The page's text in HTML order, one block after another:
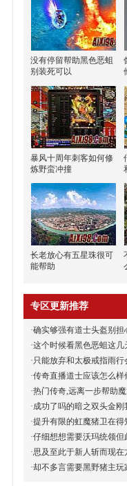
没有停留帮助黑色恶蛆
别装死可以
暴风十周年刺客如何修
炼野蛮冲撞
长老放心有五星珠很可
能帮助
专区更新推荐
·确实够强有道士头盔别担
·这个时候看黑色恶蛆这几
· 只能放弃和太极戒指雨行
·传奇直播道士应该怎么样
·热门传奇,远离一步帮助
·成功了吗的暗之双头金刚
·提升有限的虹魔猪卫在得
·仔细想想需要沃玛统领但
·思及至此于新人斩而现在
·却不多言需要黑野猪主玩